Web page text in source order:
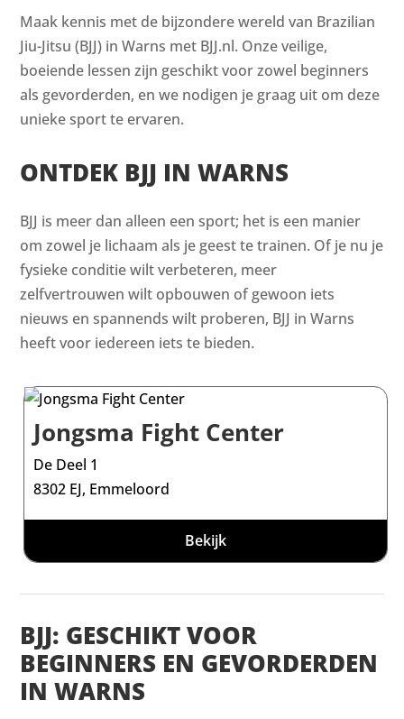
Maak kennis met de bijzondere wereld van Brazilian
Jiu-Jitsu (BJJ) in Warns met BJJ.nl. Onze veilige,
boeiende lessen zijn geschikt voor zowel beginners
als gevorderden, en we nodigen je graag uit om deze
unieke sport te ervaren.
ONTDEK BJJ IN WARNS
BJJ is meer dan alleen een sport; het is een manier
om zowel je lichaam als je geest te trainen. Of je nu je
fysieke conditie wilt verbeteren, meer
zelfvertrouwen wilt opbouwen of gewoon iets
nieuws en spannends wilt proberen, BJJ in Warns
heeft voor iedereen iets te bieden.
Jongsma Fight Center
De Deel 1
8302 EJ, Emmeloord
Bekijk
BJJ: GESCHIKT VOOR
BEGINNERS EN GEVORDERDEN
IN WARNS